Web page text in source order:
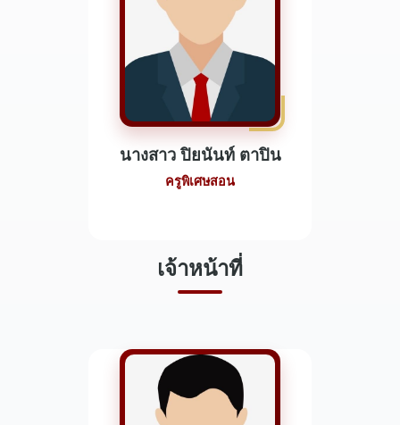
นางสาว ปิยนันท์ ตาปิน
ครูพิเศษสอน
เจ้าหน้าที่